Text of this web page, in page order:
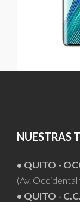
NUESTRAS
• QUITO -
(Av.
• QUITO -